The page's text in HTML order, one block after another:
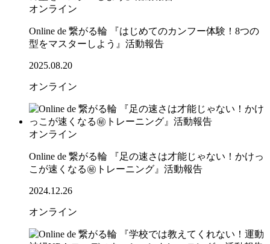
オンライン
Online de 繋がる輪 『はじめてのカンフー体験！8つの
型をマスターしよう』活動報告
2025.08.20
オンライン
オンライン
Online de 繋がる輪 『足の速さは才能じゃない！かけっ
こが速くなる㊙トレーニング』活動報告
2024.12.26
オンライン